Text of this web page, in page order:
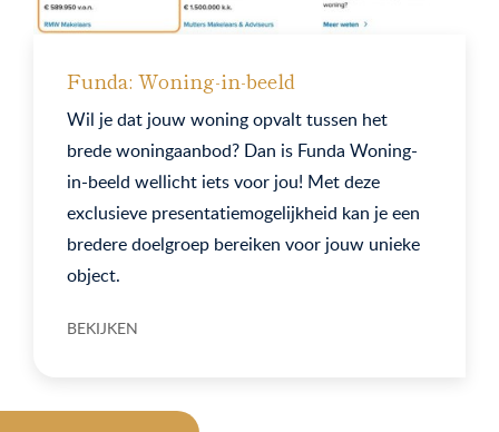
Funda: Woning-in-beeld
Wil je dat jouw woning opvalt tussen het
brede woningaanbod? Dan is Funda Woning-
in-beeld wellicht iets voor jou! Met deze
exclusieve presentatiemogelijkheid kan je een
bredere doelgroep bereiken voor jouw unieke
object.
BEKIJKEN